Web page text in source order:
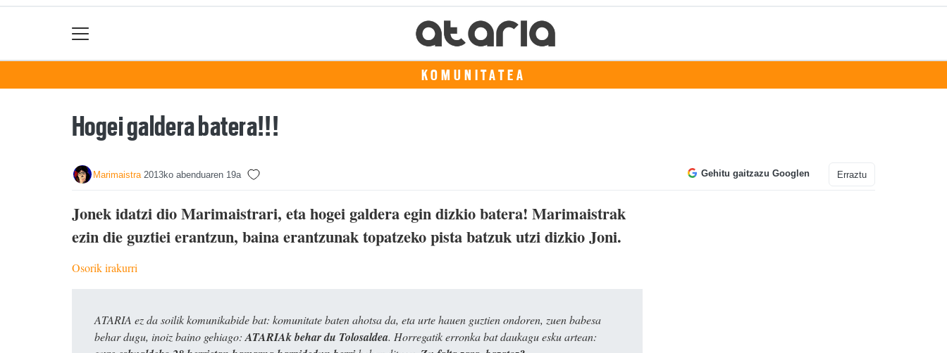
KOMUNITATEA
Hogei galdera batera!!!
Marimaistra 2013ko abenduaren 19a Gehitu gaitzazu Googlen Erraztu
Jonek idatzi dio Marimaistrari, eta hogei galdera egin dizkio batera! Marimaistrak
ezin die guztiei erantzun, baina erantzunak topatzeko pista batzuk utzi dizkio Joni.
Osorik irakurri
ATARIA ez da soilik komunikabide bat: komunitate baten ahotsa da, eta urte hauen guztien ondoren, zuen babesa
behar dugu, inoiz baino gehiago: ATARIAk behar du Tolosaldea. Horregatik erronka bat daukagu esku artean: